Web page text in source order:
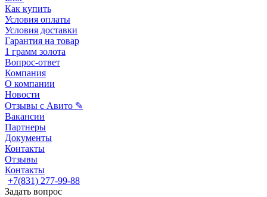
Как купить
Условия оплаты
Условия доставки
Гарантия на товар
1 грамм золота
Вопрос-ответ
Компания
О компании
Новости
Отзывы с Авито ✎
Вакансии
Партнеры
Документы
Контакты
Отзывы
Контакты
+7(831) 277-99-88
Задать вопрос